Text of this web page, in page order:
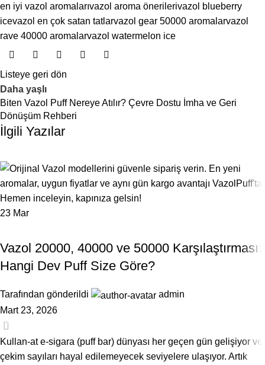
en iyi vazol aromalarıvazol aroma önerilerivazol blueberry
icevazol en çok satan tatlarvazol gear 50000 aromalarvazol
rave 40000 aromalarvazol watermelon ice
Listeye geri dön
Daha yaşlı
Biten Vazol Puff Nereye Atılır? Çevre Dostu İmha ve Geri
Dönüşüm Rehberi
İlgili Yazılar
23 Mar
Vazol 20000, 40000 ve 50000 Karşılaştırması:
Hangi Dev Puff Size Göre?
Tarafından gönderildi
admin
Mart 23, 2026
0
Kullan-at e-sigara (puff bar) dünyası her geçen gün gelişiyor ve
çekim sayıları hayal edilemeyecek seviyelere ulaşıyor. Artık